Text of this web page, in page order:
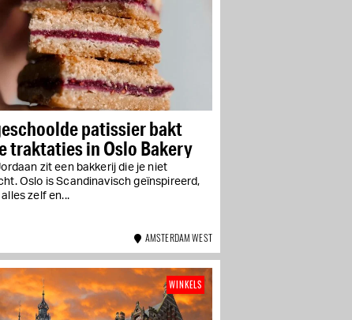
patissier bakt
traktaties in Oslo Bakery
zit een bakkerij die je niet
Oslo is Scandinavisch geïnspireerd,
zelf en...
AMSTERDAM WEST
WINKELS